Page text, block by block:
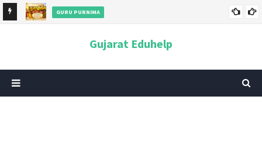
GURU PURNIMA
Gujarat Eduhelp